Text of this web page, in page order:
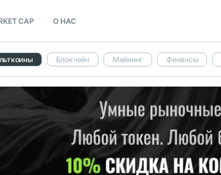
CAP О НАС
Блокчейн Майнинг Финансы